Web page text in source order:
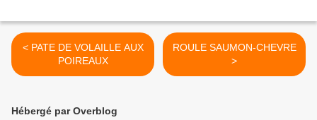
< PATE DE VOLAILLE AUX
POIREAUX
ROULE SAUMON-CHEVRE
>
Hébergé par Overblog